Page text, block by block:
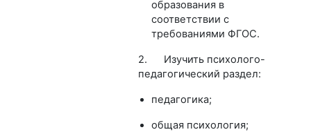
образования в
соответствии с
требованиями ФГОС.
2. Изучить психолого-
педагогический раздел:
педагогика;
общая психология;